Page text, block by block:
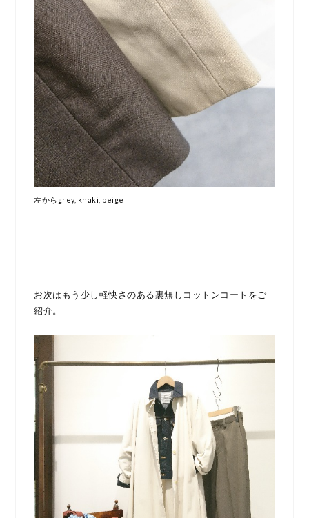
左からgrey, khaki, beige
お次はもう少し軽快さのある裏無しコットンコートをご
紹介。